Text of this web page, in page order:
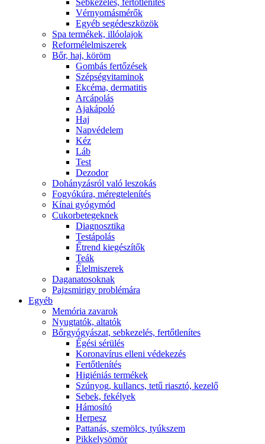
Sebkezelés, fertőtlenítés
Vérnyomásmérők
Egyéb segédeszközök
Spa termékek, illóolajok
Reformélelmiszerek
Bőr, haj, köröm
Gombás fertőzések
Szépségvitaminok
Ekcéma, dermatitis
Arcápolás
Ajakápoló
Haj
Napvédelem
Kéz
Láb
Test
Dezodor
Dohányzásról való leszokás
Fogyókúra, méregtelenítés
Kínai gyógymód
Cukorbetegeknek
Diagnosztika
Testápolás
É́trend kiegészítők
Teák
É́lelmiszerek
Daganatosoknak
Pajzsmirigy problémára
Egyéb
Memória zavarok
Nyugtatók, altatók
Bőrgyógyászat, sebkezelés, fertőtlenítes
É́gési sérülés
Koronavírus elleni védekezés
Fertőtlenítés
Higiéniás termékek
Szúnyog, kullancs, tetű riasztó, kezelő
Sebek, fekélyek
Hámosító
Herpesz
Pattanás, szemölcs, tyúkszem
Pikkelysömör